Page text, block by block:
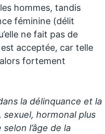
hommes, tandis
féminine (délit
ne fait pas de
acceptée, car telle
fortement
la délinquance et la
hormonal plus
l’âge de la